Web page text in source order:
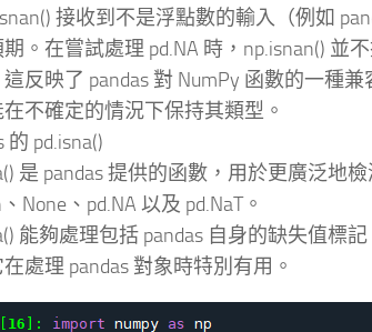
接收到不是浮點數的輸入（例如
。在嘗試處理 pd.NA 時，np.isnan() 並
反映了 pandas 對 NumPy 函數的一種
不確定的情況下保持其類型。
的 pd.isna()
是 pandas 提供的函數，用於更廣泛地
None、pd.NA 以及 pd.NaT。
能夠處理包括 pandas 自身的缺失值標
處理 pandas 對象時特別有用。